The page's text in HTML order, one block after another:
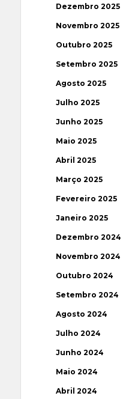
Dezembro 2025
Novembro 2025
Outubro 2025
Setembro 2025
Agosto 2025
Julho 2025
Junho 2025
Maio 2025
Abril 2025
Março 2025
Fevereiro 2025
Janeiro 2025
Dezembro 2024
Novembro 2024
Outubro 2024
Setembro 2024
Agosto 2024
Julho 2024
Junho 2024
Maio 2024
Abril 2024